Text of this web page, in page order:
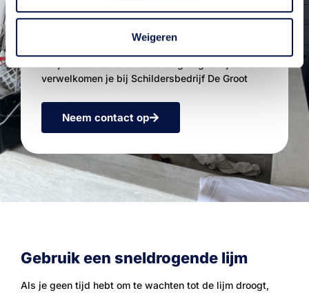
Weigeren
contact met ons op. Op onze website vind je
uitgebreide informatie over ons bedrijf en ons
verwelkomen je bij Schildersbedrijf De Groot
Neem contact op
Gebruik een sneldrogende lijm
Als je geen tijd hebt om te wachten tot de lijm droogt,